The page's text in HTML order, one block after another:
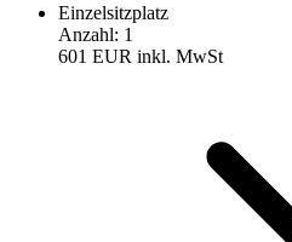
Einzelsitzplatz
Anzahl: 1
601 EUR inkl. MwSt